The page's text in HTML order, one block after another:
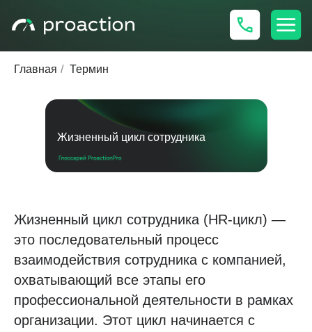
Главная / Термин
Жизненный цикл сотрудника
Жизненный цикл сотрудника (HR-цикл) —
это последовательный процесс
взаимодействия сотрудника с компанией,
охватывающий все этапы его
профессиональной деятельности в рамках
организации. Этот цикл начинается с